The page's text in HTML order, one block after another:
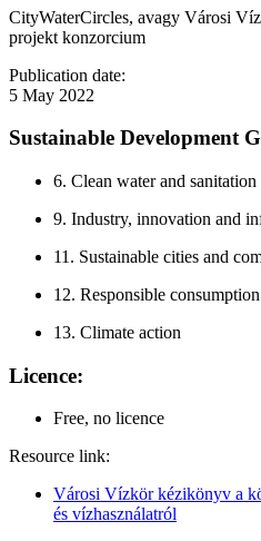
CityWaterCircles, avagy Városi
projekt konzorcium
Publication date:
5 May 2022
Sustainable Development
6. Clean water and sanitation
9. Industry, innovation and
11. Sustainable cities and
12. Responsible
13. Climate action
Licence:
Free, no licence
Resource link:
Városi Vízkör kézikönyv a
és vízhasználatról